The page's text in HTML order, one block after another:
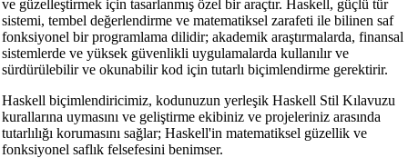
ve güzelleştirmek için tasarlanmış özel bir araçtır. Haskell, güçlü tür
sistemi, tembel değerlendirme ve matematiksel zarafeti ile bilinen saf
fonksiyonel bir programlama dilidir; akademik araştırmalarda, finansal
sistemlerde ve yüksek güvenlikli uygulamalarda kullanılır ve
sürdürülebilir ve okunabilir kod için tutarlı biçimlendirme gerektirir.
Haskell biçimlendiricimiz, kodunuzun yerleşik Haskell Stil Kılavuzu
kurallarına uymasını ve geliştirme ekibiniz ve projeleriniz arasında
tutarlılığı korumasını sağlar; Haskell'in matematiksel güzellik ve
fonksiyonel saflık felsefesini benimser.